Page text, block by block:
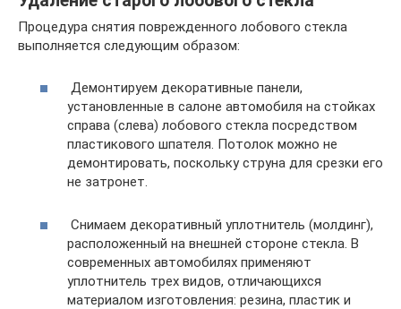
Процедура снятия поврежденного лобового стекла
выполняется следующим образом:
Демонтируем декоративные панели,
установленные в салоне автомобиля на стойках
справа (слева) лобового стекла посредством
пластикового шпателя. Потолок можно не
демонтировать, поскольку струна для срезки его
не затронет.
Снимаем декоративный уплотнитель (молдинг),
расположенный на внешней стороне стекла. В
современных автомобилях применяют
уплотнитель трех видов, отличающихся
материалом изготовления: резина, пластик и